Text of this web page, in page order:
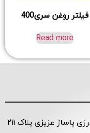
فیلتر روغن سری400
Read more
پاساژ عزیزی پلاک ۲۱۱